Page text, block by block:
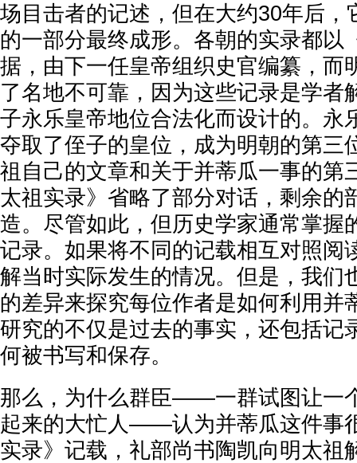
场目击者的记述，但在大约30年后，
的一部分最终成形。各朝的实录都以
据，由下一任皇帝组织史官编纂，而
了名地不可靠，因为这些记录是学者
子永乐皇帝地位合法化而设计的。永
夺取了侄子的皇位，成为明朝的第三
祖自己的文章和关于并蒂瓜一事的第
太祖实录》省略了部分对话，剩余的
造。尽管如此，但历史学家通常掌握
记录。如果将不同的记载相互对照阅
解当时实际发生的情况。但是，我们
的差异来探究每位作者是如何利用并
研究的不仅是过去的事实，还包括记
何被书写和保存。
那么，为什么群臣——一群试图让一
起来的大忙人——认为并蒂瓜这件事
实录》记载，礼部尚书陶凯向明太祖